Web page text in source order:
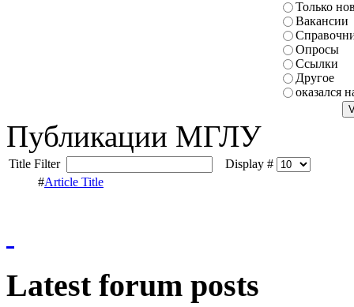
Только
Вакансии
Опросы
Ссылки
Другое
оказался
Публикации МГЛУ
Title Filter
Display #
#Article Title
Latest forum posts